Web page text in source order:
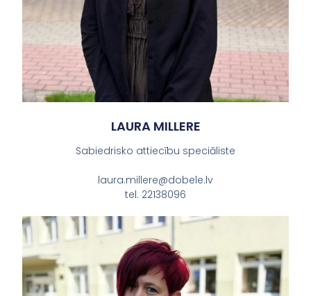
LAURA MILLERE
Sabiedrisko attiecību speciāliste
laura.millere@dobele.lv
tel. 22138096